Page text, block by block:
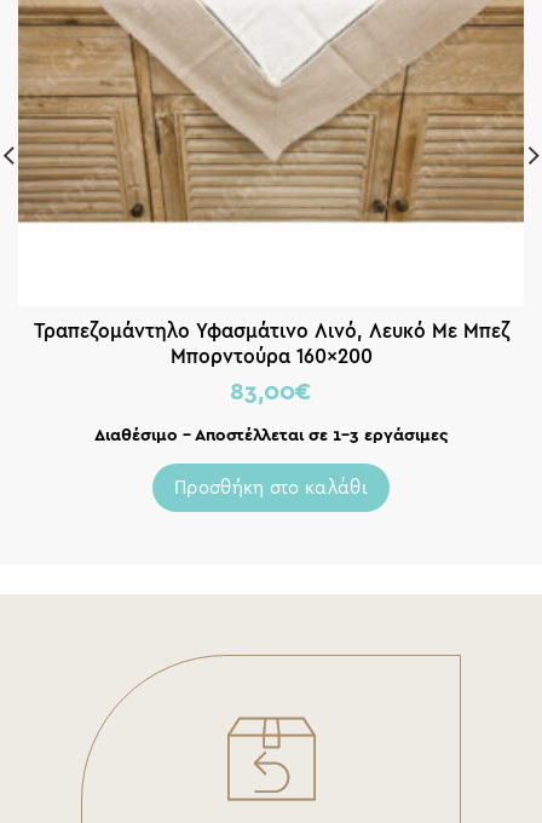
Τραπεζομάντηλο Υφασμάτινο Λινό, Λευκό Με Μπεζ
Μπορντούρα 160×200
83,00€
Διαθέσιμο – Αποστέλλεται σε 1-3 εργάσιμες
Προσθήκη στο καλάθι